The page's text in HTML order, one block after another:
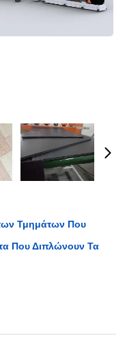
Τμημάτων Που
Που Διπλώνουν Τα